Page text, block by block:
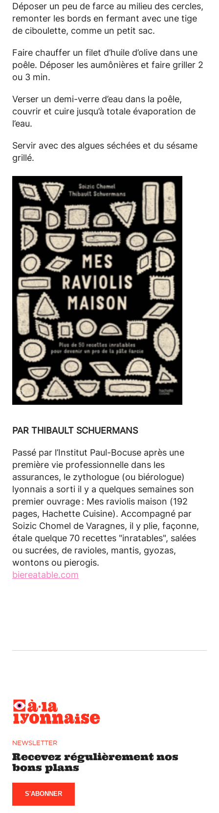
Déposer un peu de farce au milieu des cercles,
remonter les bords en fermant avec une tige
de ciboulette, comme un petit sac.
Faire chauffer un filet d’huile d’olive dans une
poêle. Déposer les aumônières et faire griller 2
ou 3 min.
Verser un demi-verre d’eau dans la poêle,
couvrir et cuire jusqu’à totale évaporation de
l’eau.
Servir avec des algues séchées et du sésame
grillé.
©
PAR THIBAULT SCHUERMANS
Passé par l’Institut Paul-Bocuse après une
première vie professionnelle dans les
assurances, le zythologue (ou biérologue)
lyonnais a sorti il y a quelques semaines son
premier ouvrage : Mes raviolis maison (192
pages, Hachette Cuisine). Accompagné par
Soizic Chomel de Varagnes, il y plie, façonne,
étale quelque 70 recettes "inratables", salées
ou sucrées, de ravioles, mantis, gyozas,
wontons ou pierogis.
biereatable.com
NEWSLETTER
Recevez régulièrement nos
bons plans
S'ABONNER